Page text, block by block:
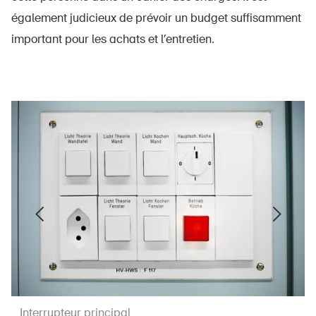
également judicieux de prévoir un budget suffisamment
important pour les achats et l’entretien.
Interrupteur principal